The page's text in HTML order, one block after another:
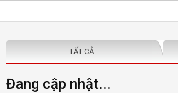
TẤT CẢ
Đang cập nhật...